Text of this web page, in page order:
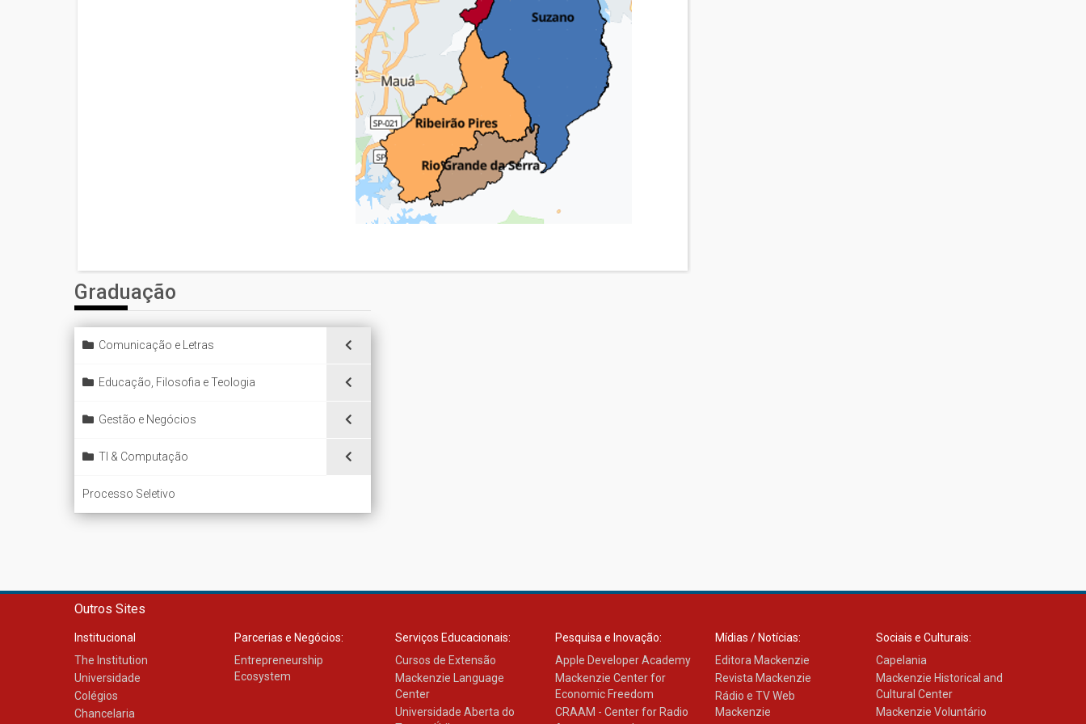
Graduação
Comunicação e Letras
Educação, Filosofia e Teologia
Gestão e Negócios
TI & Computação
Processo Seletivo
Outros Sites
Institucional
The Institution
Universidade
Colégios
Chancelaria
Parcerias e Negócios:
Entrepreneurship
Ecosystem
Serviços Educacionais:
Cursos de Extensão
Mackenzie Language
Center
Universidade Aberta do
Pesquisa e Inovação:
Apple Developer Academy
Mackenzie Center for
Economic Freedom
CRAAM - Center for Radio
Mídias / Notícias:
Editora Mackenzie
Revista Mackenzie
Rádio e TV Web
Mackenzie
Sociais e Culturais:
Capelania
Mackenzie Historical and
Cultural Center
Mackenzie Voluntário